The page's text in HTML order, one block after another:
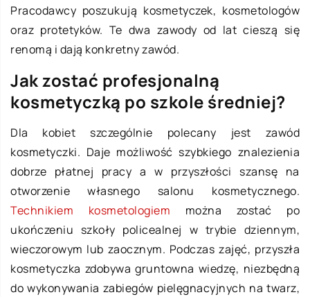
Pracodawcy poszukują kosmetyczek, kosmetologów
oraz protetyków. Te dwa zawody od lat cieszą się
renomą i dają konkretny zawód.
Jak zostać profesjonalną
kosmetyczką po szkole średniej?
Dla kobiet szczególnie polecany jest zawód
kosmetyczki. Daje możliwość szybkiego znalezienia
dobrze płatnej pracy a w przyszłości szansę na
otworzenie własnego salonu kosmetycznego.
Technikiem kosmetologiem można zostać po
ukończeniu szkoły policealnej w trybie dziennym,
wieczorowym lub zaocznym. Podczas zajęć, przyszła
kosmetyczka zdobywa gruntowna wiedzę, niezbędną
do wykonywania zabiegów pielęgnacyjnych na twarz,